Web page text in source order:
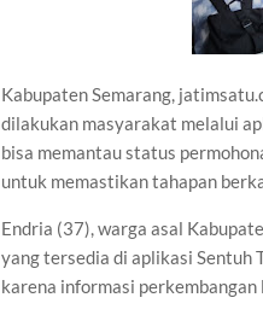
Kabupaten Semarang,
dilakukan masyarakat melalui
bisa memantau status
untuk memastikan tahapan
Endria (37), warga asal
yang tersedia di aplikasi Sentuh
karena informasi